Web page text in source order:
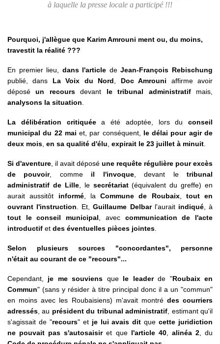
à laquelle la presse locale a participé !!!
Pourquoi, j'allègue que Karim Amrouni ment ou, du moins,
travestit la réalité ???
En premier lieu, dans l'article deJean-François Rebischung
publié, dans La Voix du Nord Doc Amrouni affirme avoir
déposé un recoursdevant le tribunal administratifmais,
analysons la situation
La délibération critiquéea été adoptée, lors du conseil
municipal du 22 mai et, par conséquent, le délai pour agir de
deux mois en sa qualité d'élu expirait le 23 juillet à minuit
Si d'aventure , il avait déposé une requête régulière pour excès
de pouvoir, commeil l'invoque, devant letribunal
administratif de Lille, le secrétariat(équivalent du greffe) en
aurait aussitôt informé, la Commune de Roubaix,
tout en
ouvrant l'instruction . Et,Guillaume Delbarl'auraitindiqué, à
tout le conseil municipal , avec communication de l'acte
introductif et des éventuelles pièces jointes
Selon plusieurs sources "concordantes", personne
n'était au courant de ce "recours"...
Cependant, je me souviens quele leaderde "Roubaix en
Commun" (sans y résider à titre principal donc il a un "commun"
en moins avec les Roubaisiens) m'avait montré des courriers
adressés , au président du tribunal administratif , estimant qu'il
s'agissait de "recours" et je lui avais ditquecette juridiction
ne pouvait pas s'autosaisiret que l'article 40, alinéa 2, du